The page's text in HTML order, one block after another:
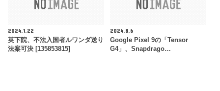
2024.1.22
英下院、不法入国者ルワンダ送り
法案可決 [135853815]
2024.8.6
Google Pixel 9の「Tensor
G4」、Snapdrago…